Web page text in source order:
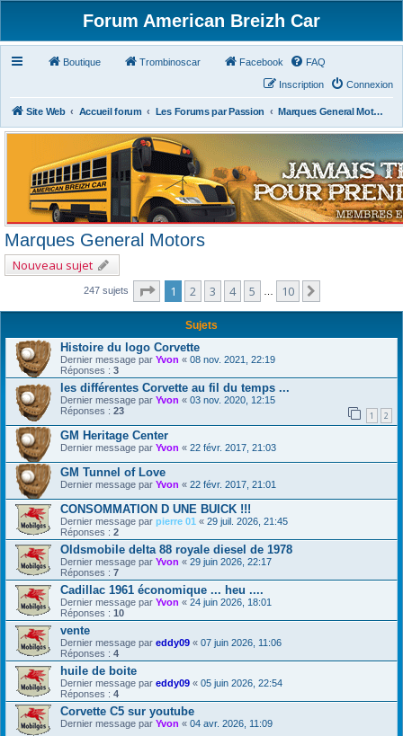
Forum American Breizh Car
Boutique Trombinoscar Facebook FAQ
Connexion
Inscription
Site Web Accueil forum Les Forums par Passion Marques General Motors
Marques General Motors
Nouveau sujet
247 sujets Page 1sur
1 2 3 4 5 10
Sujets
Histoire du logo Corvette
Dernier message par Yvon « 08 nov. 2021, 22:19
Réponses : 3
les différentes Corvette au fil du temps ...
Dernier message par Yvon « 03 nov. 2020, 12:15
Réponses : 23 1 2
GM Heritage Center
Dernier message par Yvon « 22 févr. 2017, 21:03
GM Tunnel of Love
Dernier message par Yvon « 22 févr. 2017, 21:01
CONSOMMATION D UNE BUICK !!!
Dernier message par pierre 01 « 29 juil. 2026, 21:45
Réponses : 2
Oldsmobile delta 88 royale diesel de 1978
Dernier message par Yvon « 29 juin 2026, 22:17
Réponses : 7
Cadillac 1961 économique ... heu ....
Dernier message par Yvon « 24 juin 2026, 18:01
Réponses : 10
vente
Dernier message par eddy09 « 07 juin 2026, 11:06
Réponses : 4
huile de boite
Dernier message par eddy09 « 05 juin 2026, 22:54
Réponses : 4
Corvette C5 sur youtube
Dernier message par Yvon « 04 avr. 2026, 11:09